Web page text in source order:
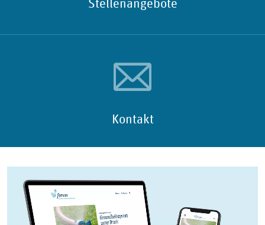
Kontakt